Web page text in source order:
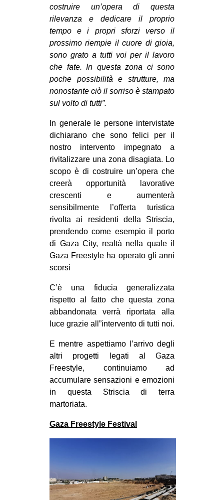
costruire un’opera di questa
rilevanza e dedicare il proprio
tempo e i propri sforzi verso il
prossimo riempie il cuore di gioia,
sono grato a tutti voi per il lavoro
che fate. In questa zona ci sono
poche possibilità e strutture, ma
nonostante ciò il sorriso è stampato
sul volto di tutti”.
In generale le persone intervistate
dichiarano che sono felici per il
nostro intervento impegnato a
rivitalizzare una zona disagiata. Lo
scopo è di costruire un’opera che
creerà opportunità lavorative
crescenti e aumenterà
sensibilmente l’offerta turistica
rivolta ai residenti della Striscia,
prendendo come esempio il porto
di Gaza City, realtà nella quale il
Gaza Freestyle ha operato gli anni
scorsi
C’è una fiducia generalizzata
rispetto al fatto che questa zona
abbandonata verrà riportata alla
luce grazie all”intervento di tutti noi.
E mentre aspettiamo l’arrivo degli
altri progetti legati al Gaza
Freestyle, continuiamo ad
accumulare sensazioni e emozioni
in questa Striscia di terra
martoriata.
Gaza Freestyle Festival